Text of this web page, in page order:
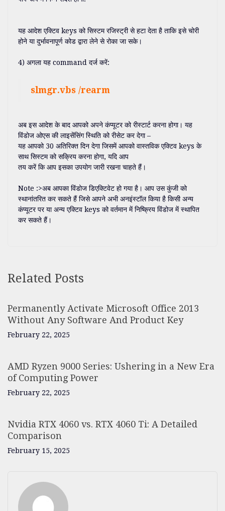
यह आदेश एक्टिव keys को सिस्टम रजिस्ट्री से हटा देता है ताकि इसे चोरी
होने या दुर्भावनापूर्ण कोड द्वारा लेने से रोका जा सके।
4) अगला यह command दर्ज करें:
slmgr.vbs /rearm
अब इस आदेश के बाद आपको अपने कंप्यूटर को रीस्टार्ट करना होगा। यह
विंडोज ओएस की लाइसेंसिंग स्थिति को रीसेट कर देगा –
यह आपको 30 अतिरिक्त दिन देगा जिसमें आपको वास्तविक एक्टिव keys के
साथ सिस्टम को सक्रिय करना होगा, यदि आप
तय करें कि आप इसका उपयोग जारी रखना चाहते हैं।
Note :>अब आपका विंडोज डिएक्टिवेट हो गया है। आप उस कुंजी को
स्थानांतरित कर सकते हैं जिसे आपने अभी अनइंस्टॉल किया है किसी अन्य
कंप्यूटर पर या अन्य एक्टिव keys को वर्तमान में निष्क्रिय विंडोज में स्थापित
कर सकते हैं।
Related Posts
Permanently Activate Microsoft Office 2013
Without Any Software And Product Key
February 22, 2025
AMD Ryzen 9000 Series: Ushering in a New Era
of Computing Power
February 22, 2025
Nvidia RTX 4060 vs. RTX 4060 Ti: A Detailed
Comparison
February 15, 2025